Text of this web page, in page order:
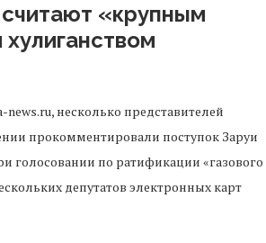
«крупным
несколько представителей
прокомментировали поступок Заруи
голосовании по ратификации «газового
депутатов электронных карт